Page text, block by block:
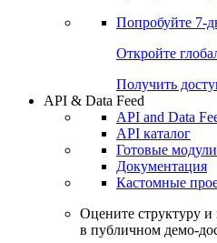
Попробуйте 7-
Откройте
Получить
API & Data Feed
API and Data
API каталог
Готовые
Документация
Кастомные
Оцените структуру и
в публичном демо-